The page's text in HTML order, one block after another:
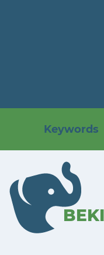
Keywords